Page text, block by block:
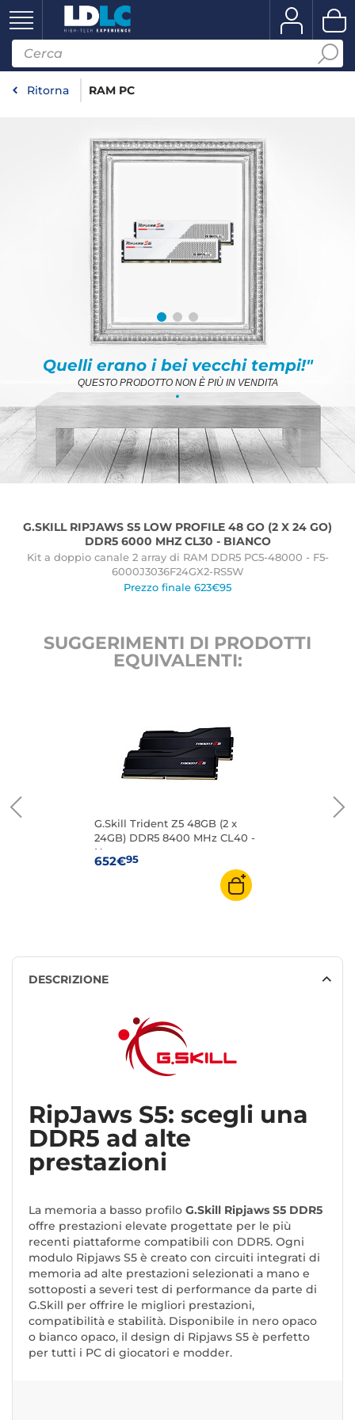
Ritorna RAM PC
Quelli erano i bei vecchi tempi!"
QUESTO PRODOTTO NON È PIÙ IN VENDITA
.
G.SKILL RIPJAWS S5 LOW PROFILE 48 GO (2 X 24 GO)
DDR5 6000 MHZ CL30 - BIANCO
Kit a doppio canale 2 array di RAM DDR5 PC5-48000 - F5-
6000J3036F24GX2-RS5W
Prezzo finale 623€95
SUGGERIMENTI DI PRODOTTI
EQUIVALENTI:
G.Skill Trident Z5 48GB (2 x
24GB) DDR5 8400 MHz CL40 -
Nero
652€95
DESCRIZIONE
RipJaws S5: scegli una
DDR5 ad alte
prestazioni
La memoria a basso profilo G.Skill Ripjaws S5 DDR5
offre prestazioni elevate progettate per le più
recenti piattaforme compatibili con DDR5. Ogni
modulo Ripjaws S5 è creato con circuiti integrati di
memoria ad alte prestazioni selezionati a mano e
sottoposti a severi test di performance da parte di
G.Skill per offrire le migliori prestazioni,
compatibilità e stabilità. Disponibile in nero opaco
o bianco opaco, il design di Ripjaws S5 è perfetto
per tutti i PC di giocatori e modder.